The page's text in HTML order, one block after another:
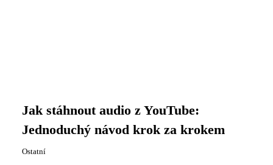
Jak stáhnout audio z YouTube:
Jednoduchý návod krok za krokem
Ostatní